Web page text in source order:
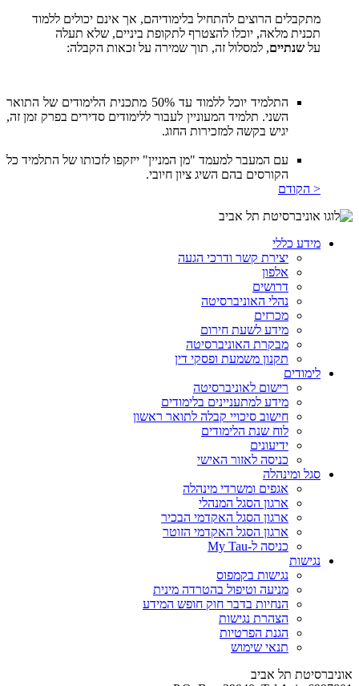
מתקבלים הרוצים להתחיל בלימודיהם, אך אינם יכולים ללמוד
תכנית מלאה, יוכלו להצטרף לתקופת ביניים, שלא תעלה
על שנתיים, למסלול זה, תוך שמירה על זכאות הקבלה:
התלמיד יוכל ללמוד עד 50% מתכנית הלימודים של התואר
השני. תלמיד המעוניין לעבור ללימודים סדירים בפרק זמן זה,
יגיש בקשה למזכירות החוג.
עם המעבר למעמד "מן המניין" ייזקפו לזכותו של התלמיד כל
הקורסים בהם השיג ציון חיובי.
< הקודם
מידע כללי
יצירת קשר ודרכי הגעה
אלפון
דרושים
נהלי האוניברסיטה
מכרזים
מידע לשעת חירום
מבקרת האוניברסיטה
תקנון משמעת ופסקי דין
לימודים
רישום לאוניברסיטה
מידע למתעניינים בלימודים
חישוב סיכויי קבלה לתואר ראשון
לוח שנת הלימודים
ידיעונים
כניסה לאזור האישי
סגל ומינהלה
אגפים ומשרדי מינהלה
ארגון הסגל המנהלי
ארגון הסגל האקדמי הבכיר
ארגון הסגל האקדמי הזוטר
כניסה ל-My Tau
נגישות
נגישות בקמפוס
מניעה וטיפול בהטרדה מינית
הנחיות בדבר חוק חופש המידע
הצהרת נגישות
הגנת הפרטיות
תנאי שימוש
אוניברסיטת תל אביב